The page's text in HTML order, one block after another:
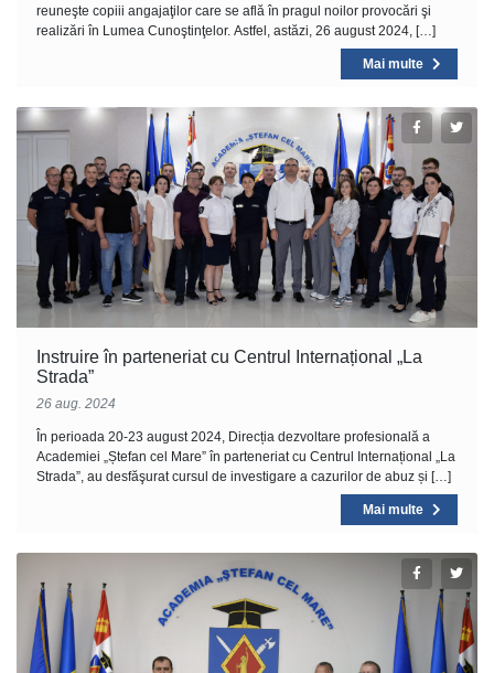
reuneşte copiii angajaţilor care se află în pragul noilor provocări şi
realizări în Lumea Cunoştinţelor. Astfel, astăzi, 26 august 2024, […]
Mai multe
Instruire în parteneriat cu Centrul Internațional „La
Strada”
26 aug. 2024
În perioada 20-23 august 2024, Direcția dezvoltare profesională a
Academiei „Ștefan cel Mare” în parteneriat cu Centrul Internațional „La
Strada”, au desfăşurat cursul de investigare a cazurilor de abuz și […]
Mai multe